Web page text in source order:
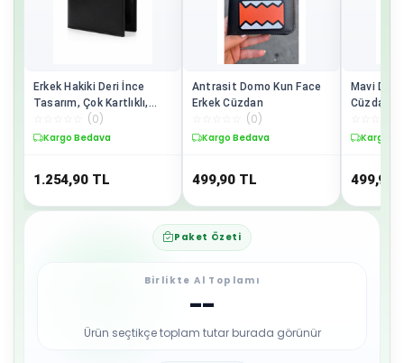
Erkek Hakiki Deri İnce
Tasarım, Çok Kartlıklı,
Premium Kalite Cüzdan
(0)
Kargo Bedava
1.254,90 TL
Antrasit Domo Kun Face
Erkek Cüzdan
(0)
Kargo Bedava
499,90 TL
Mavi
Cüzdan
Kargo
499,90
Paket Özeti
Birlikte Al Toplamı
--
Ürün seçtikçe toplam tutar burada görünür